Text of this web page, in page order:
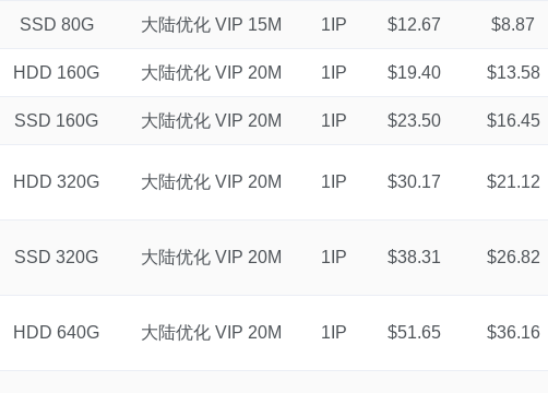
SSD 80G 大陆优化 VIP 15M 1IP $12.67 $8.87
HDD 160G 大陆优化 VIP 20M 1IP $19.40 $13.58
SSD 160G 大陆优化 VIP 20M 1IP $23.50 $16.45
HDD 320G 大陆优化 VIP 20M 1IP $30.17 $21.12
SSD 320G 大陆优化 VIP 20M 1IP $38.31 $26.82
HDD 640G 大陆优化 VIP 20M 1IP $51.65 $36.16